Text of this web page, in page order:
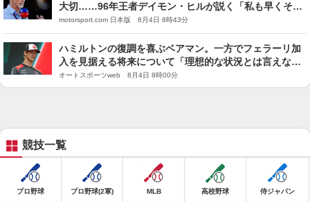
大切……96年王者デイモン・ヒルが説く「私も早くそれ
に気付いていれば」
motorsport.com 日本版 8月4日 8時43分
ハミルトンの復調を喜ぶベアマン。一方でフェラーリ加
入を見据える将来について「理想的な状況とは言えな
い」と認める
オートスポーツweb 8月4日 8時00分
競技一覧
プロ野球 プロ野球(2軍) MLB 高校野球 侍ジャパン